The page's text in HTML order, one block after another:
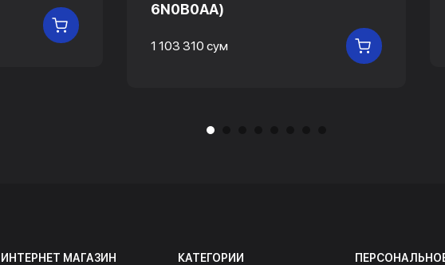
В КОРЗИНУ
6N0B0AA)
1 103 310 сум В КОРЗИНУ
ИНТЕРНЕТ МАГАЗИН КАТЕГОРИИ